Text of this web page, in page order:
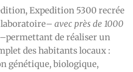
Expedition 5300 recrée
– avec près de 1000
permettant de réaliser un
des habitants locaux :
génétique, biologique,